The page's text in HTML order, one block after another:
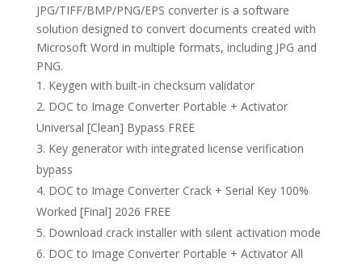
JPG/TIFF/BMP/PNG/EPS converter is a software
solution designed to convert documents created with
Microsoft Word in multiple formats, including JPG and
PNG.
Keygen with built-in checksum validator
DOC to Image Converter Portable + Activator
Universal [Clean] Bypass FREE
Key generator with integrated license verification
bypass
DOC to Image Converter Crack + Serial Key 100%
Worked [Final] 2026 FREE
Download crack installer with silent activation mode
DOC to Image Converter Portable + Activator All